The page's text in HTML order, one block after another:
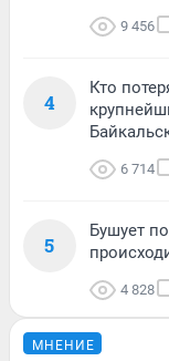
9 456
4
Кто
6 714
5
Бушует
4 828
МНЕНИЕ